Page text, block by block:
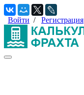
Войти / Регистрация